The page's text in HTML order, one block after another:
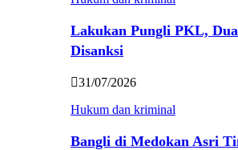
Lakukan Pungli PKL,
Disanksi
31/07/2026
Hukum dan kriminal
Bangli di Medokan Asri